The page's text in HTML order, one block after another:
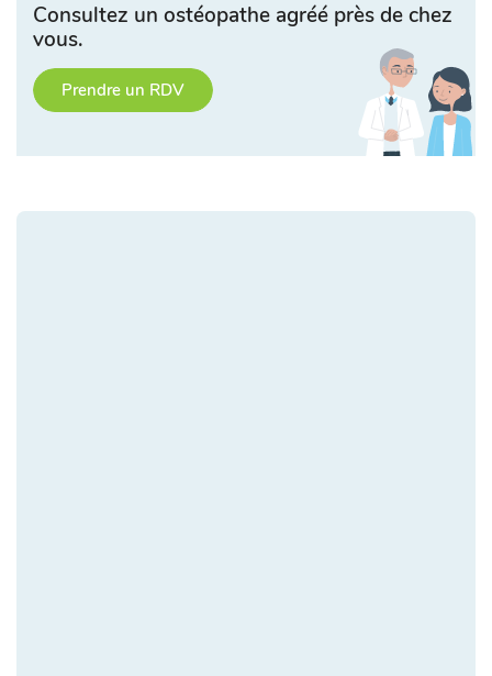
Consultez un ostéopathe agréé près de chez
vous.
Prendre un RDV